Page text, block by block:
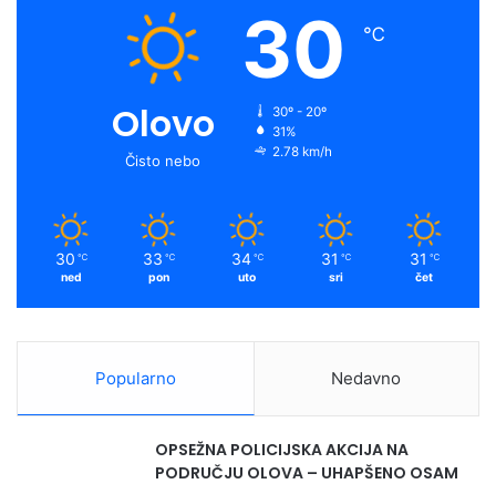
Olovo
Čisto nebo
30 ℃
30º - 20º
31%
2.78 km/h
30 ℃
ned
33 ℃
pon
34 ℃
uto
31 ℃
sri
31 ℃
čet
Popularno Nedavno
OPSEŽNA POLICIJSKA AKCIJA NA
PODRUČJU OLOVA – UHAPŠENO OSAM